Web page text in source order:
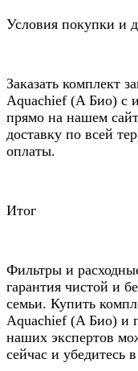
Условия покупки и
Заказать комплект
Aquachief (A Био) с
прямо на нашем
доставку по всей
оплаты.
Итог
Фильтры и
гарантия чистой и
семьи. Купить
Aquachief (A Био) и
наших экспертов
сейчас и убедитесь